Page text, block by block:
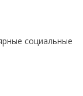
социальные